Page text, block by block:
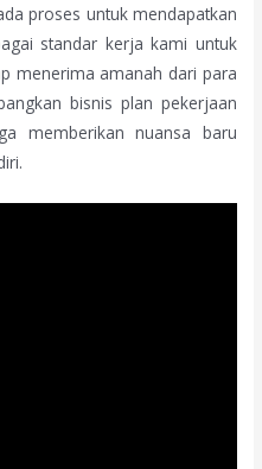
proses untuk mendapatkan
standar kerja kami untuk
menerima amanah dari para
bisnis plan pekerjaan
memberikan nuansa baru